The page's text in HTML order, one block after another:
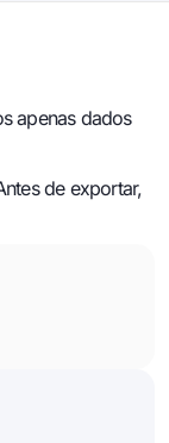
apenas dados
de exportar,